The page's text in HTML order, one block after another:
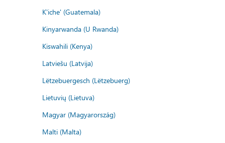
K'iche' (Guatemala)
Kinyarwanda (U Rwanda)
Kiswahili (Kenya)
Latviešu (Latvija)
Lëtzebuergesch (Lëtzebuerg)
Lietuvių (Lietuva)
Magyar (Magyarország)
Malti (Malta)